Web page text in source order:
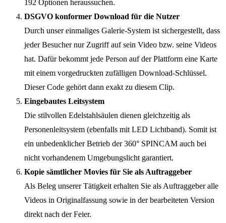
192 Optionen heraussuchen.
DSGVO konformer Download für die Nutzer
Durch unser einmaliges Galerie-System ist sichergestellt, dass
jeder Besucher nur Zugriff auf sein Video bzw. seine Videos
hat. Dafür bekommt jede Person auf der Plattform eine Karte
mit einem vorgedruckten zufälligen Download-Schlüssel.
Dieser Code gehört dann exakt zu diesem Clip.
Eingebautes Leitsystem
Die stilvollen Edelstahlsäulen dienen gleichzeitig als
Personenleitsystem (ebenfalls mit LED Lichtband). Somit ist
ein unbedenklicher Betrieb der 360° SPINCAM auch bei
nicht vorhandenem Umgebungslicht garantiert.
Kopie sämtlicher Movies für Sie als Auftraggeber
Als Beleg unserer Tätigkeit erhalten Sie als Auftraggeber alle
Videos in Originalfassung sowie in der bearbeiteten Version
direkt nach der Feier.